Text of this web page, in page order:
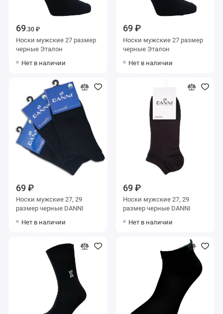
69.30 ₽
Носки мужские 27 размер
черные Эталон
Нет в наличии
69 ₽
Носки мужские 27 размер
черные Эталон
Нет в наличии
69 ₽
Носки мужские 27, 29
размер черные DANNI
Нет в наличии
69 ₽
Носки мужские 27, 29
размер черные DANNI
Нет в наличии